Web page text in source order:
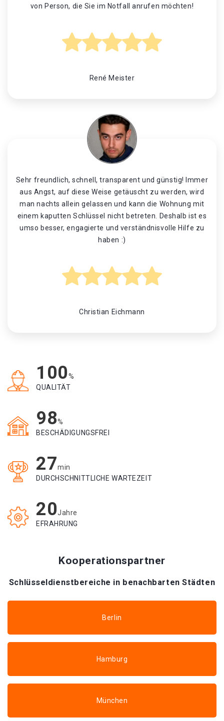
von Person, die Sie im Notfall anrufen möchten!
René Meister
Sehr freundlich, schnell, transparent und günstig! Immer
aus Angst, auf diese Weise getäuscht zu werden, wird
man nachts allein gelassen und kann die Wohnung mit
einem kaputten Schlüssel nicht betreten. Deshalb ist es
umso besser, engagierte und verständnisvolle Hilfe zu
haben :)
Christian Eichmann
100%
QUALITÄT
98%
BESCHÄDIGUNGSFREI
27min
DURCHSCHNITTLICHE WARTEZEIT
20Jahre
EFRAHRUNG
Kooperationspartner
Schlüsseldienstbereiche in benachbarten Städten
Berlin
Hamburg
München